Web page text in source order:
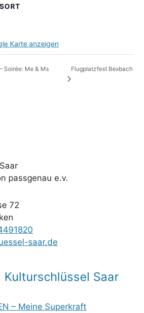
Karte anzeigen
Soirée: Me & Ms
Flugplatzfest Bexbach
passgenau e.v.
72
saar.de
Kulturschlüssel Saar
– Meine Superkraft